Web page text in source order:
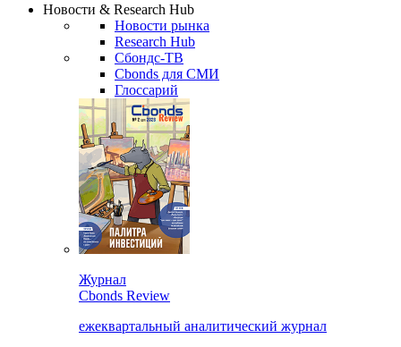
Новости & Research Hub
Новости рынка
Research Hub
Сбондс-ТВ
Cbonds для СМИ
Глоссарий
Журнал
Cbonds Review
ежеквартальный аналитический журнал